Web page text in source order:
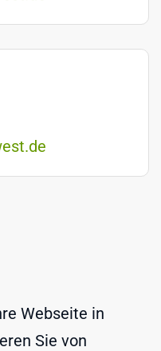
Webseite in
Sie von